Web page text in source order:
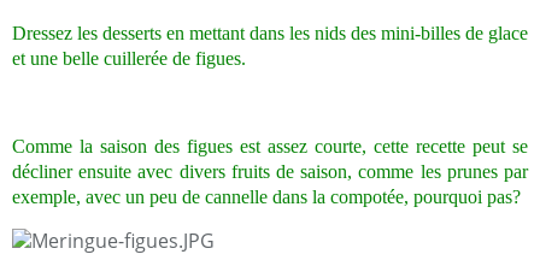
Dressez les desserts en mettant dans les nids des mini-billes de glace
et une belle cuillerée de figues.
Comme la saison des figues est assez courte, cette recette peut se
décliner ensuite avec divers fruits de saison, comme les prunes par
exemple, avec un peu de cannelle dans la compotée, pourquoi pas?